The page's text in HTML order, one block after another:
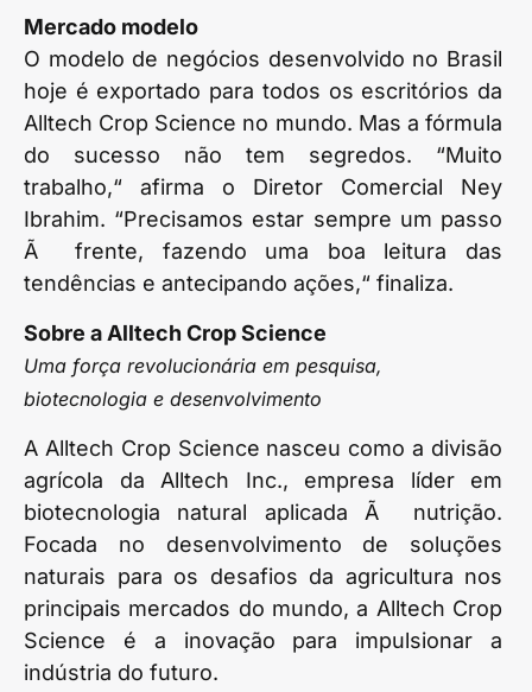
Mercado modelo
O modelo de negócios desenvolvido no Brasil
hoje é exportado para todos os escritórios da
Alltech Crop Science no mundo. Mas a fórmula
do sucesso não tem segredos. “Muito
trabalho,“ afirma o Diretor Comercial Ney
Ibrahim. “Precisamos estar sempre um passo
Ã frente, fazendo uma boa leitura das
tendências e antecipando ações,“ finaliza.
Sobre a Alltech Crop Science
Uma força revolucionária em pesquisa,
biotecnologia e desenvolvimento
A Alltech Crop Science nasceu como a divisão
agrícola da Alltech Inc., empresa líder em
biotecnologia natural aplicada Ã nutrição.
Focada no desenvolvimento de soluções
naturais para os desafios da agricultura nos
principais mercados do mundo, a Alltech Crop
Science é a inovação para impulsionar a
indústria do futuro.